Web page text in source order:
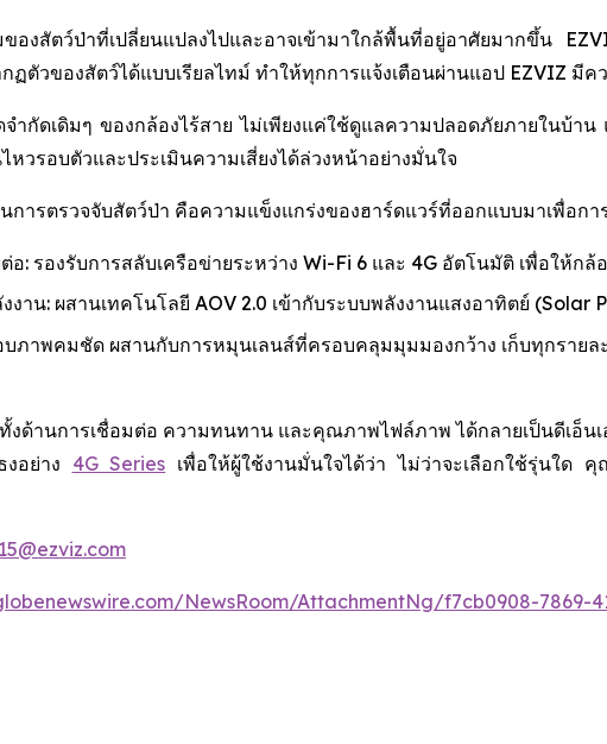
ของสัตว์ป่าที่เปลี่ยนแปลงไปและอาจเข้ามาใกล้พื้นที่อยู่อาศัยมากขึ้น
ฏตัวของสัตว์ได้แบบเรียลไทม์ ทำให้ทุกการแจ้งเตือนผ่านแอป EZVIZ
ำกัดเดิมๆ ของกล้องไร้สาย ไม่เพียงแค่ใช้ดูแลความปลอดภัยภายในบ้
หวรอบตัวและประเมินความเสี่ยงได้ล่วงหน้าอย่างมั่นใจ
การตรวจจับสัตว์ป่า คือความแข็งแกร่งของฮาร์ดแวร์ที่ออกแบบมาเพื่อกา
อ: รองรับการสลับเครือข่ายระหว่าง Wi-Fi 6 และ 4G อัตโนมัติ เพื่อใ
าน: ผสานเทคโนโลยี AOV 2.0 เข้ากับระบบพลังงานแสงอาทิตย์
ภาพคมชัด ผสานกับการหมุนเลนส์ที่ครอบคลุมมุมมองกว้าง เก็บทุกรายล
งด้านการเชื่อมต่อ ความทนทาน และคุณภาพไฟล์ภาพ ได้กลายเป็นดีเอ็
งอย่าง 4G Series เพื่อให้ผู้ใช้งานมั่นใจได้ว่า ไม่ว่าจะเลือกใช้รุ่นใ
NewsRoom/AttachmentNg/f7cb0908-7869-